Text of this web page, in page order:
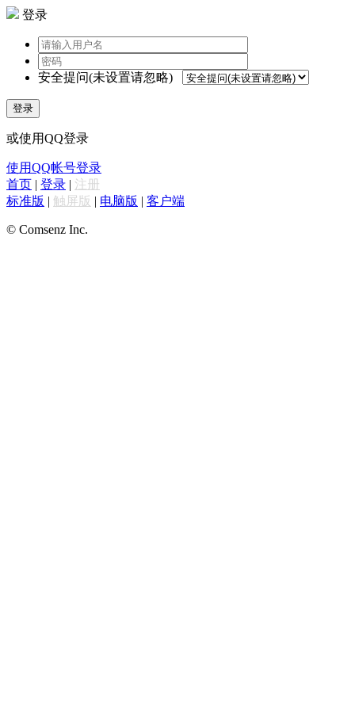
登录
安全提问(未设置请忽略)
登录
或使用QQ登录
使用QQ帐号登录
首页 | 登录 | 注册
标准版 | 触屏版 | 电脑版 | 客户端
© Comsenz Inc.